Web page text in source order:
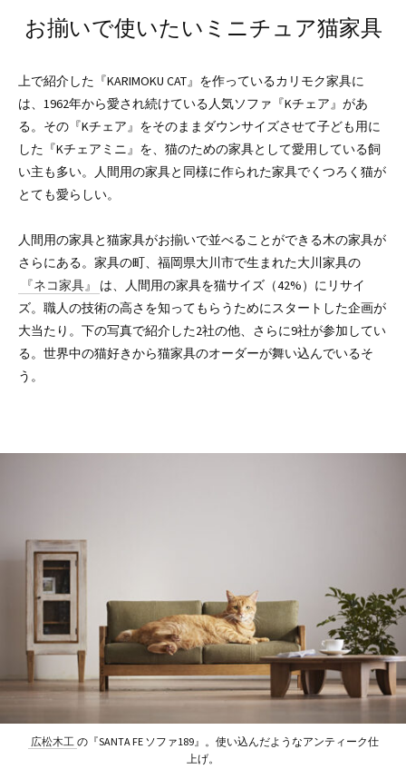
お揃いで使いたいミニチュア猫家具
上で紹介した『KARIMOKU CAT』を作っているカリモク家具に
は、1962年から愛され続けている人気ソファ『Kチェア』があ
る。その『Kチェア』をそのままダウンサイズさせて子ども用に
した『Kチェアミニ』を、猫のための家具として愛用している飼
い主も多い。人間用の家具と同様に作られた家具でくつろく猫が
とても愛らしい。
人間用の家具と猫家具がお揃いで並べることができる木の家具が
さらにある。家具の町、福岡県大川市で生まれた大川家具の
『ネコ家具』
は、人間用の家具を猫サイズ（42%）にリサイ
ズ。職人の技術の高さを知ってもらうためにスタートした企画が
大当たり。下の写真で紹介した2社の他、さらに9社が参加してい
る。世界中の猫好きから猫家具のオーダーが舞い込んでいるそ
う。
広松木工 の『SANTA FE ソファ189』。使い込んだようなアンティーク仕
上げ。